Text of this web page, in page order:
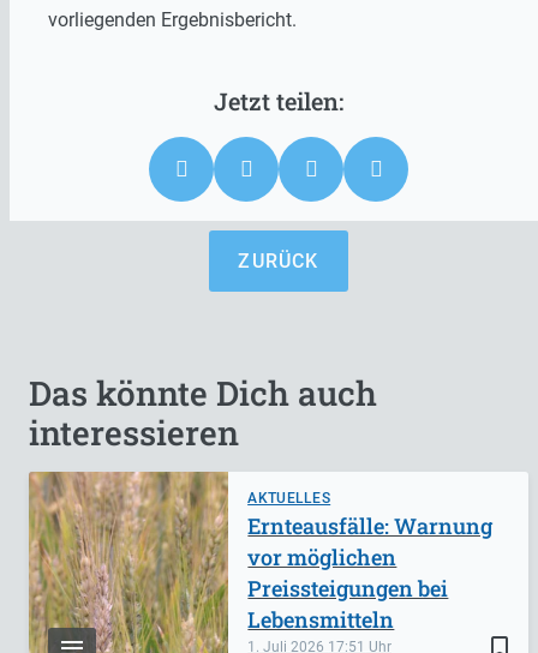
vorliegenden Ergebnisbericht.
ZURÜCK
Das könnte Dich auch
interessieren
AKTUELLES
bookmark_border
1. Juli 2026 17:51
Ernteausfälle: Warnung
vor möglichen
Preissteigungen bei
Lebensmitteln